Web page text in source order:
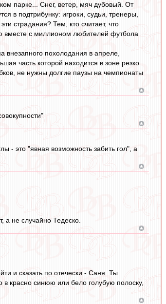
парке... Снег, ветер, мяч дубовый. От
в подтрибунку: игроки, судьи, тренеры,
страдания? Тем, кто считает, что
вместе с миллионом любителей футбола
внезапного похолодания в апреле,
часть которой находится в зоне резко
не нужны долгие паузы на чемпионаты
- это "явная возможность забить гол", а
а не случайно Тедеско.
и сказать по отечески - Саня. Ты
красно синюю или бело голубую полоску,